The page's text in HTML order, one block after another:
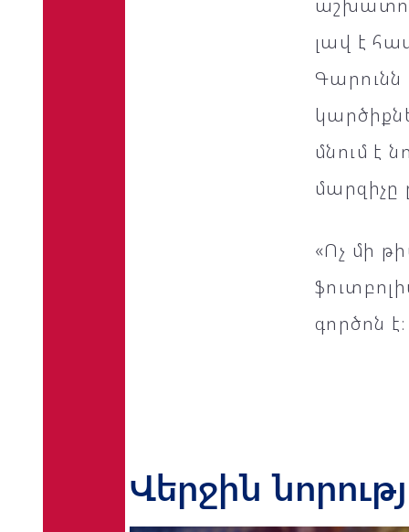
լավ է
Գարունն
մնում է
մարզիչը
«Ոչ մի
գործոն
Վերջին